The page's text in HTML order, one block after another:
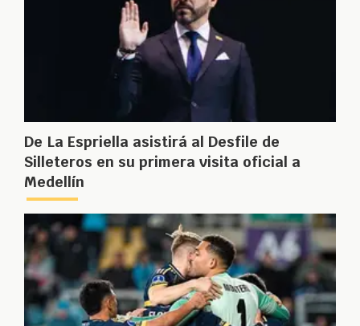
De La Espriella asistirá al Desfile de
Silleteros en su primera visita oficial a
Medellín